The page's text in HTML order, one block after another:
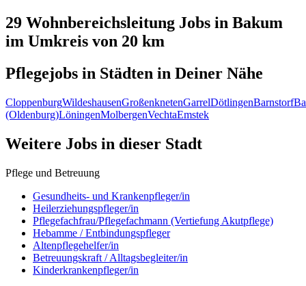
29 Wohnbereichsleitung Jobs in Bakum
im Umkreis von 20 km
Pflegejobs in Städten in Deiner Nähe
CloppenburgWildeshausenGroßenknetenGarrelDötlingenBarnstorf
(Oldenburg)LöningenMolbergenVechtaEmstek
Weitere Jobs in dieser Stadt
Pflege und Betreuung
Gesundheits- und Krankenpfleger/in
Heilerziehungspfleger/in
Pflegefachfrau/Pflegefachmann (Vertiefung Akutpflege)
Hebamme / Entbindungspfleger
Altenpflegehelfer/in
Betreuungskraft / Alltagsbegleiter/in
Kinderkrankenpfleger/in